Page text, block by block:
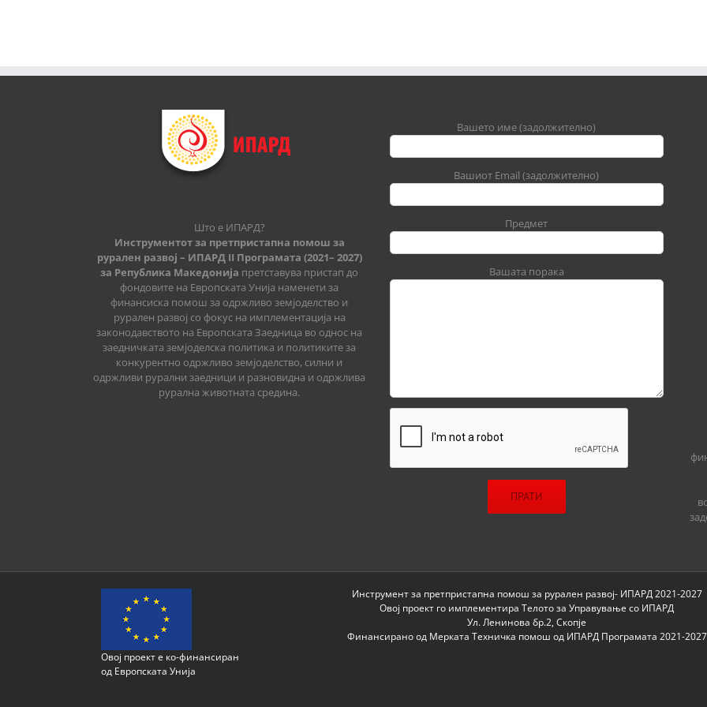
Што е ИПАРД?
Инструментот за претпристапна помош за
рурален развој – ИПАРД II Програмата (2021– 2027)
за Република Македонија претставува пристап до
фондовите на Европската Унија наменети за
финансиска помош за одржливо земјоделство и
рурален развој со фокус на имплементација на
законодавството на Европската Заедница во однос на
заедничката земјоделска политика и политиките за
конкурентно одржливо земјоделство, силни и
одржливи рурални заедници и разновидна и одржлива
рурална животната средина.
Вашето име (задолжително)
Вашиот Email (задолжително)
Предмет
Вашата порака
Овој проект е ко-финансиран
од Европската Унија
Инструмент за претпристапна помош за рурален развој- ИПАРД 2021-2027
Овој проект го имплементира Телото за Управување со ИПАРД
Ул. Ленинова бр.2, Скопје
Финансирано од Мерката Техничка помош од ИПАРД Програмата 2021-2027